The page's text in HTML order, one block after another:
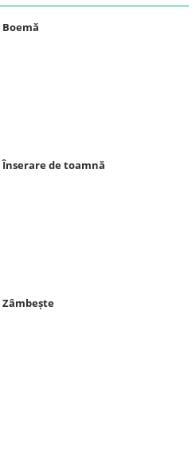
Boemă
Înserare de toamnă
Zâmbește